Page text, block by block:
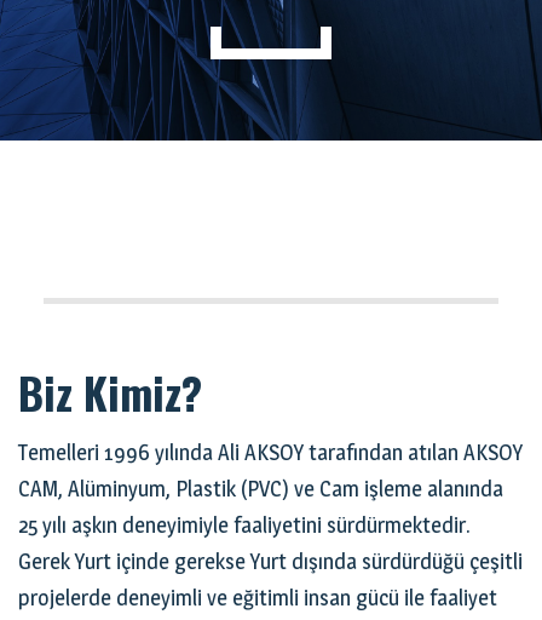
Biz Kimiz?
Temelleri 1996 yılında Ali AKSOY tarafından atılan AKSOY
CAM, Alüminyum, Plastik (PVC) ve Cam işleme alanında
25 yılı aşkın deneyimiyle faaliyetini sürdürmektedir.
Gerek Yurt içinde gerekse Yurt dışında sürdürdüğü çeşitli
projelerde deneyimli ve eğitimli insan gücü ile faaliyet